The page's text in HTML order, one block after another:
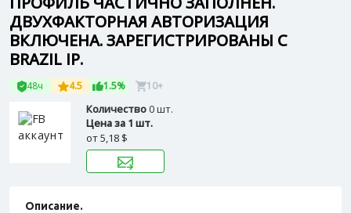
ДВУХФАКТОРНАЯ АВТОРИЗАЦИЯ
ВКЛЮЧЕНА. ЗАРЕГИСТРИРОВАНЫ С
BRAZIL IP.
48ч 4.5 1.5% 10+
Количество0 шт.
Цена за 1 шт.
от5,18 $
Описание.